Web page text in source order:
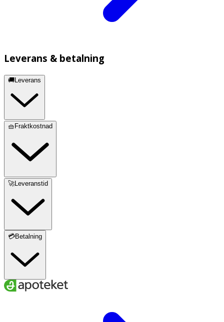
Leverans & betalning
🚚Leverans
🧺Fraktkostnad
🚀Leveranstid
💳Betalning